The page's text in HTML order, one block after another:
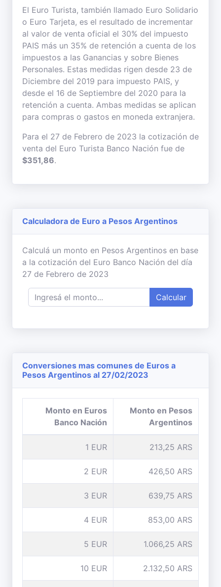
El Euro Turista, también llamado Euro Solidario
o Euro Tarjeta, es el resultado de incrementar
al valor de venta oficial el 30% del impuesto
PAIS más un 35% de retención a cuenta de los
impuestos a las Ganancias y sobre Bienes
Personales. Estas medidas rigen desde 23 de
Diciembre del 2019 para impuesto PAIS, y
desde el 16 de Septiembre del 2020 para la
retención a cuenta. Ambas medidas se aplican
para compras o gastos en moneda extranjera.
Para el 27 de Febrero de 2023 la cotización de
venta del Euro Turista Banco Nación fue de
$351,86.
Calculadora de Euro a Pesos Argentinos
Calculá un monto en Pesos Argentinos en base
a la cotización del Euro Banco Nación del día
27 de Febrero de 2023
Calcular
Conversiones mas comunes de Euros a
Pesos Argentinos al 27/02/2023
Monto en Euros
Banco Nación
Monto en Pesos
Argentinos
1 EUR 213,25 ARS
2 EUR 426,50 ARS
3 EUR 639,75 ARS
4 EUR 853,00 ARS
5 EUR 1.066,25 ARS
10 EUR 2.132,50 ARS